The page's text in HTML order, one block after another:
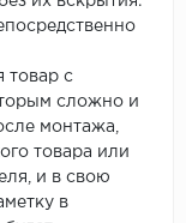
товар с
сложно и
монтажа,
товара или
и в свою
в